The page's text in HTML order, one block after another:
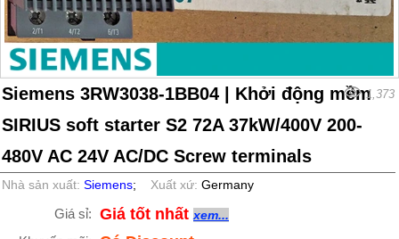
Siemens 3RW3038-1BB04 | Khởi động mềm
SIRIUS soft starter S2 72A 37kW/400V 200-
480V AC 24V AC/DC Screw terminals
1,373
Nhà sản xuất:Siemens; Xuất xứ:Germany
Giá sỉ: Giá tốt nhất xem...